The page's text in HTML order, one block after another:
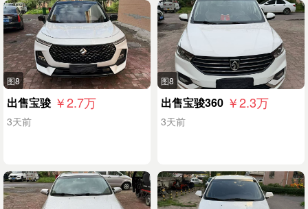
图8
出售宝骏 ￥2.7万
3天前
图8
出售宝骏360 ￥2.3万
3天前